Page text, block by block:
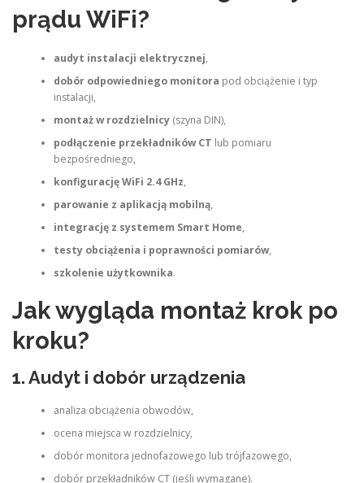
prądu WiFi?
audyt instalacji elektrycznej,
dobór odpowiedniego monitora pod obciążenie i typ
instalacji,
montaż w rozdzielnicy(szyna DIN),
podłączenie przekładników CT lub pomiaru
bezpośredniego,
konfigurację WiFi 2.4 GHz,
parowanie z aplikacją mobilną,
integrację z systemem Smart Home,
testy obciążenia i poprawności pomiarów,
szkolenie użytkownika.
Jak wygląda montaż krok po
kroku?
1. Audyt i dobór urządzenia
analiza obciążenia obwodów,
ocena miejsca w rozdzielnicy,
dobór monitora jednofazowego lub trójfazowego,
dobór przekładników CT (jeśli wymagane).